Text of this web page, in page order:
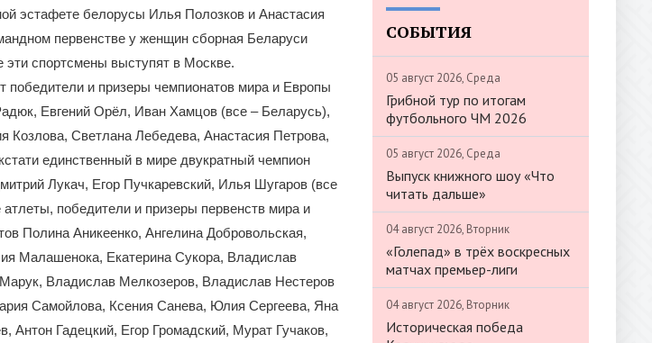
эстафете белорусы Илья Полозков и Анастасия
первенстве у женщин сборная Беларуси
спортсмены выступят в Москве.
победители и призеры чемпионатов мира и Европы
Евгений Орёл, Иван Хамцов (все – Беларусь),
Светлана Лебедева, Анастасия Петрова,
единственный в мире двукратный чемпион
Лукач, Егор Пучкаревский, Илья Шугаров (все
победители и призеры первенств мира и
Полина Аникеенко, Ангелина Добровольская,
Малашенока, Екатерина Сукора, Владислав
Владислав Мелкозеров, Владислав Нестеров
Самойлова, Ксения Санева, Юлия Сергеева, Яна
Гадецкий, Егор Громадский, Мурат Гучаков,
СОБЫТИЯ
05 август 2026, Среда
Грибной тур по итогам
футбольного ЧМ 2026
05 август 2026, Среда
Выпуск книжного шоу «Что
читать дальше»
04 август 2026, Вторник
«Голепад» в трёх воскресных
матчах премьер-лиги
04 август 2026, Вторник
Историческая победа